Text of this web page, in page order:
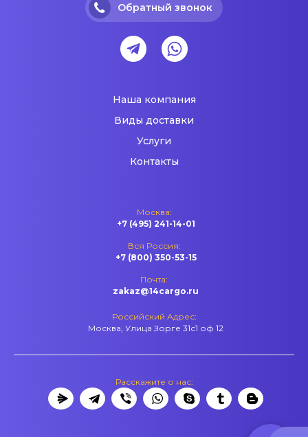
Обратный звонок
Наша компания
Виды доставки
Услуги
Контакты
Москва:
+7 (495) 241-14-01
Вся Россия:
+7 (800) 350-53-15
Почта:
zakaz@14cargo.ru
Российский Адрес:
Москва, Улица Зорге 31с1 оф 12
Расскажите о нас: